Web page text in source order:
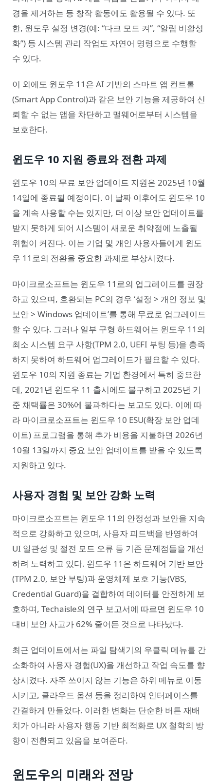
경을 제거하는 등 창작 활동에도 활용될 수 있다. 또
한, 윈도우 설정 변경(예: “다크 모드 켜”, “알림 비활성
화”) 등 시스템 관리 작업도 자연어 명령으로 수행할
수 있다.
이 외에도 윈도우 11은 AI 기반의 스마트 앱 컨트롤
(Smart App Control)과 같은 보안 기능을 제공하여 신
뢰할 수 없는 앱을 차단하고 맬웨어로부터 시스템을
보호한다.
윈도우 10 지원 종료와 전환 과제
윈도우 10의 무료 보안 업데이트 지원은 2025년 10월
14일에 종료될 예정이다. 이 날짜 이후에도 윈도우 10
을 계속 사용할 수는 있지만, 더 이상 보안 업데이트를
받지 못하게 되어 시스템이 새로운 취약점에 노출될
위험이 커진다. 이는 기업 및 개인 사용자들에게 윈도
우 11로의 전환을 중요한 과제로 부상시켰다.
마이크로소프트는 윈도우 11로의 업그레이드를 권장
하고 있으며, 호환되는 PC의 경우 ‘설정 > 개인 정보 및
보안 > Windows 업데이트’를 통해 무료로 업그레이드
할 수 있다. 그러나 일부 구형 하드웨어는 윈도우 11의
최소 시스템 요구 사항(TPM 2.0, UEFI 부팅 등)을 충족
하지 못하여 하드웨어 업그레이드가 필요할 수 있다.
윈도우 10의 지원 종료는 기업 환경에서 특히 중요한
데, 2021년 윈도우 11 출시에도 불구하고 2025년 기
준 채택률은 30%에 불과하다는 보고도 있다. 이에 따
라 마이크로소프트는 윈도우 10 ESU(확장 보안 업데
이트) 프로그램을 통해 추가 비용을 지불하면 2026년
10월 13일까지 중요 보안 업데이트를 받을 수 있도록
지원하고 있다.
사용자 경험 및 보안 강화 노력
마이크로소프트는 윈도우 11의 안정성과 보안을 지속
적으로 강화하고 있으며, 사용자 피드백을 반영하여
UI 일관성 및 절전 모드 오류 등 기존 문제점들을 개선
하려 노력하고 있다. 윈도우 11은 하드웨어 기반 보안
(TPM 2.0, 보안 부팅)과 운영체제 보호 기능(VBS,
Credential Guard)을 결합하여 데이터를 안전하게 보
호하며, Techaisle의 연구 보고서에 따르면 윈도우 10
대비 보안 사고가 62% 줄어든 것으로 나타났다.
최근 업데이트에서는 파일 탐색기의 우클릭 메뉴를 간
소화하여 사용자 경험(UX)을 개선하고 작업 속도를 향
상시켰다. 자주 쓰이지 않는 기능은 하위 메뉴로 이동
시키고, 클라우드 옵션 등을 정리하여 인터페이스를
간결하게 만들었다. 이러한 변화는 단순한 버튼 재배
치가 아니라 사용자 행동 기반 최적화로 UX 철학의 방
향이 전환되고 있음을 보여준다.
윈도우의 미래와 전망